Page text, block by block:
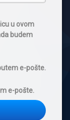
u ovom
budem
e-pošte.
e-pošte.